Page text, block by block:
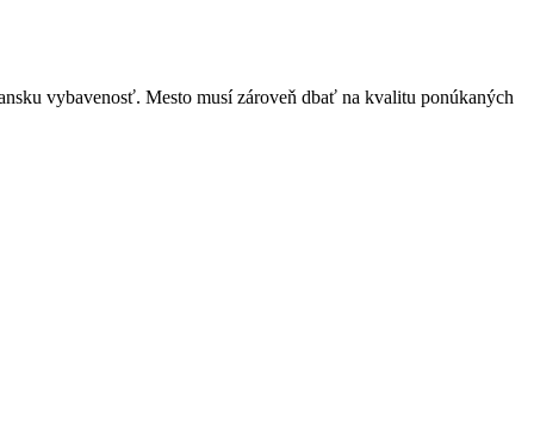
vybavenosť. Mesto musí zároveň dbať na kvalitu ponúkaných